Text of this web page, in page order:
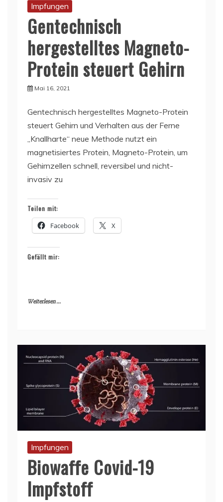
Impfungen
Gentechnisch
hergestelltes Magneto-
Protein steuert Gehirn
Mai 16, 2021
Gentechnisch hergestelltes Magneto-Protein
steuert Gehirn und Verhalten aus der Ferne
„Knallharte“ neue Methode nutzt ein
magnetisiertes Protein, Magneto-Protein, um
Gehirnzellen schnell, reversibel und nicht-
invasiv zu
Teilen mit:
Facebook X
Gefällt mir:
Weiterlesen ...
Impfungen
Biowaffe Covid-19
Impfstoff